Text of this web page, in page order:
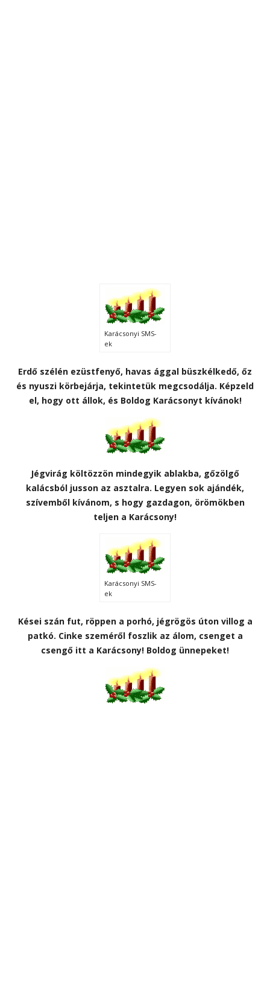
Karácsonyi SMS-
ek
Erdő szélén ezüstfenyő, havas ággal büszkélkedő, őz
és nyuszi körbejárja, tekintetük megcsodálja. Képzeld
el, hogy ott állok, és Boldog Karácsonyt kívánok!
Jégvirág költözzön mindegyik ablakba, gőzölgő
kalácsból jusson az asztalra. Legyen sok ajándék,
szívemből kívánom, s hogy gazdagon, örömökben
teljen a Karácsony!
Karácsonyi SMS-
ek
Kései szán fut, röppen a porhó, jégrögös úton villog a
patkó. Cinke szeméről foszlik az álom, csenget a
csengő itt a Karácsony! Boldog ünnepeket!